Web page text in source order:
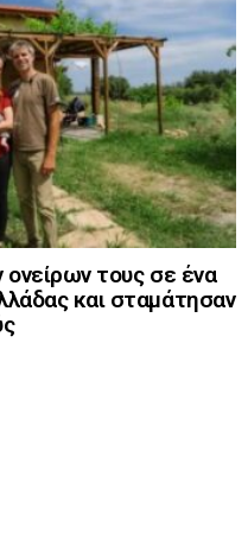
ονείρων τους σε ένα
και σταμάτησαν